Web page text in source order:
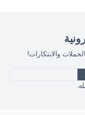
والابتكارات!